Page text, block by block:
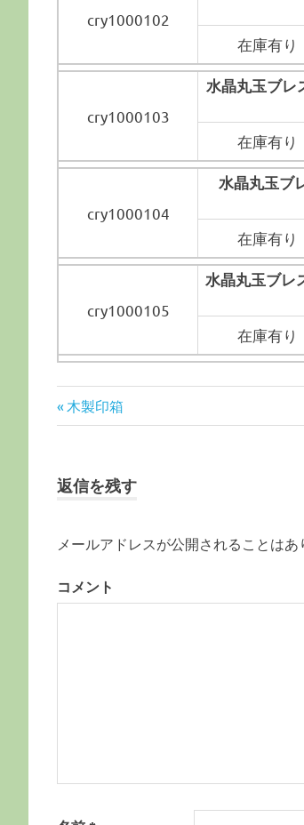
cry1000102
在庫有り
cry1000103
水晶丸玉ブ
在庫有り
cry1000104
水晶丸玉ブ
在庫有り
cry1000105
水晶丸玉ブ
在庫有り
投
ナ
ビ
ー
前
の
木製印箱
返信を残す
メールアドレスが公開されることはあ
コメント